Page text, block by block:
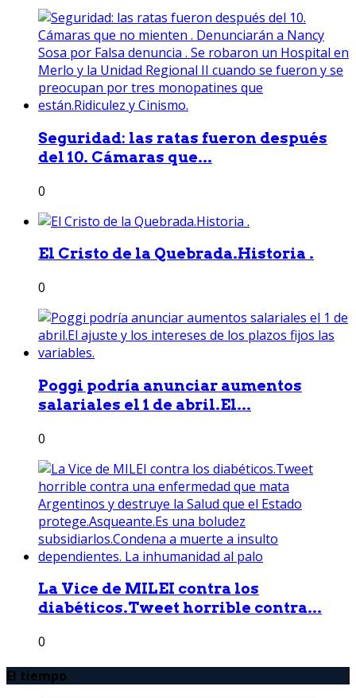
Seguridad: las ratas fueron después
del 10. Cámaras que...
0
El Cristo de la Quebrada.Historia .
0
Poggi podría anunciar aumentos
salariales el 1 de abril.El...
0
La Vice de MILEI contra los
diabéticos.Tweet horrible contra...
0
El tiempo